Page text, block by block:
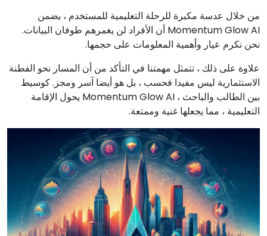
من خلال عدسة مكبرة للرحلة التعليمية للمستخدم ، يضمن
Momentum Glow AI أن الأفراد لن يغمرهم طوفان البيانات.
نحن نكرم عيار وأهمية المعلومات على حجمها.
علاوة على ذلك ، تتمثل مهمتنا في التأكد من أن المسار نحو الفطنة
الاستثمارية ليس مفيدا فحسب ، بل هو أيضا آسر ومجز. كوسيط
بين الطالب والباحث ، Momentum Glow AI يحول الإقامة
التعليمية ، مما يجعلها غنية وممتعة.